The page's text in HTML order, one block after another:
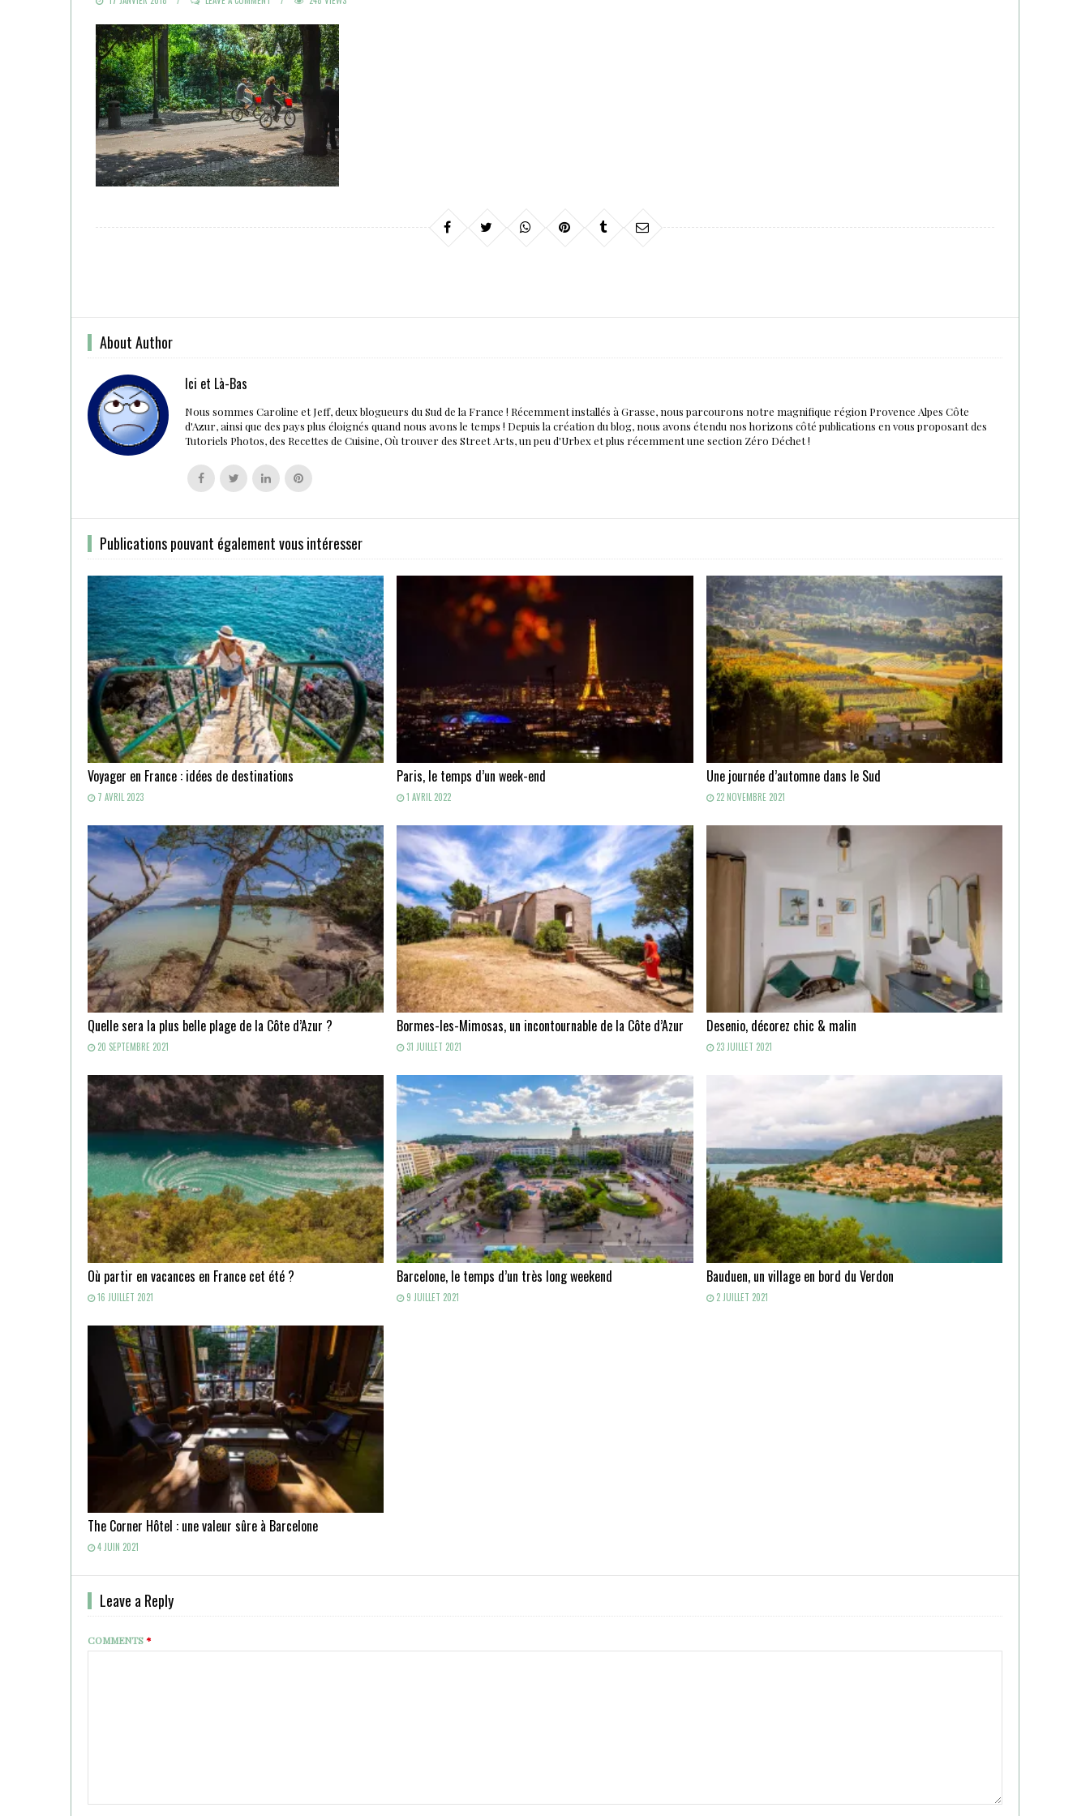
About Author
Ici et Là-Bas
Nous sommes Caroline et Jeff, deux blogueurs du Sud de la France ! Récemment installés à Grasse, nous parcourons notre magnifique région Provence Alpes Côte
d'Azur, ainsi que des pays plus éloignés quand nous avons le temps ! Depuis la création du blog, nous avons étendu nos horizons côté publications en vous proposant des
Tutoriels Photos, des Recettes de Cuisine, Où trouver des Street Arts, un peu d'Urbex et plus récemment une section Zéro Déchet !
Follow
us
Follow
us
Follow
us
Follow
us
Publications pouvant également vous intéresser
Voyager en France : idées de destinations
7 AVRIL 2023
Paris, le temps d’un week-end
1 AVRIL 2022
Une journée d’automne dans le Sud
22 NOVEMBRE 2021
Quelle sera la plus belle plage de la Côte d’Azur ?
20 SEPTEMBRE 2021
Bormes-les-Mimosas, un incontournable de la Côte d’Azur
31 JUILLET 2021
Desenio, décorez chic & malin
23 JUILLET 2021
Où partir en vacances en France cet été ?
16 JUILLET 2021
Barcelone, le temps d’un très long weekend
9 JUILLET 2021
Bauduen, un village en bord du Verdon
2 JUILLET 2021
The Corner Hôtel : une valeur sûre à Barcelone
4 JUIN 2021
Leave a Reply
COMMENTS*